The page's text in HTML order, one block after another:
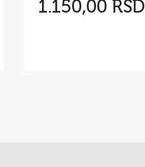
1.150,00 RSD